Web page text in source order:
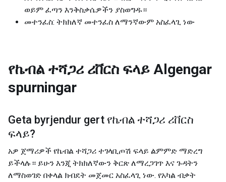
ወይም ፈጣን እንቅስቃሴዎችን ያስወግዱ።
መተንፈስ: ትክክለኛ መተንፈስ ለማንኛውም አስፈላጊ ነው
የኬብል ተሻጋሪ ሪቨርስ ፍላይ Algengar
spurningar
Geta byrjendur gert የኬብል ተሻጋሪ ሪቨርስ
ፍላይ?
አዎ ጀማሪዎች የኬብል ተሻጋሪ ተገላቢጦሽ ፍላይ ልምምድ ማድረግ
ይችላሉ። ይሁን እንጂ ትክክለኛውን ቅርጽ ለማረጋገጥ እና ጉዳትን
ለማስወገድ በቀላል ክብደት መጀመር አስፈላጊ ነው. የአካል ብቃት